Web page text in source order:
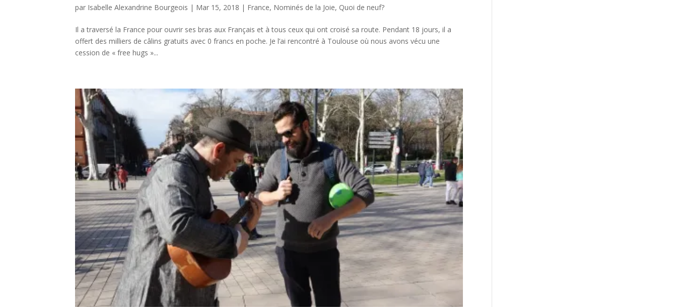
par Isabelle Alexandrine Bourgeois | Mar 15, 2018 | France, Nominés de la Joie, Quoi de neuf?
Il a traversé la France pour ouvrir ses bras aux Français et à tous ceux qui ont croisé sa route. Pendant 18 jours, il a
offert des milliers de câlins gratuits avec 0 francs en poche. Je l’ai rencontré à Toulouse où nous avons vécu une
cession de « free hugs »...